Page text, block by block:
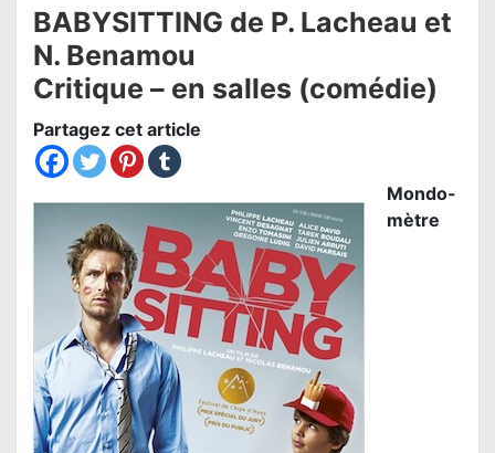
BABYSITTING de P. Lacheau et
N. Benamou
Critique – en salles (comédie)
Partagez cet article
Mondo-
mètre